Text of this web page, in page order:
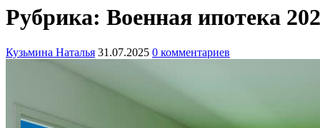
Рубрика: Военная ипотека
Кузьмина Наталья 31.07.2025 0 комментариев